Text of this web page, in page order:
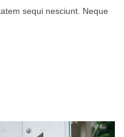
sequi nesciunt. Neque